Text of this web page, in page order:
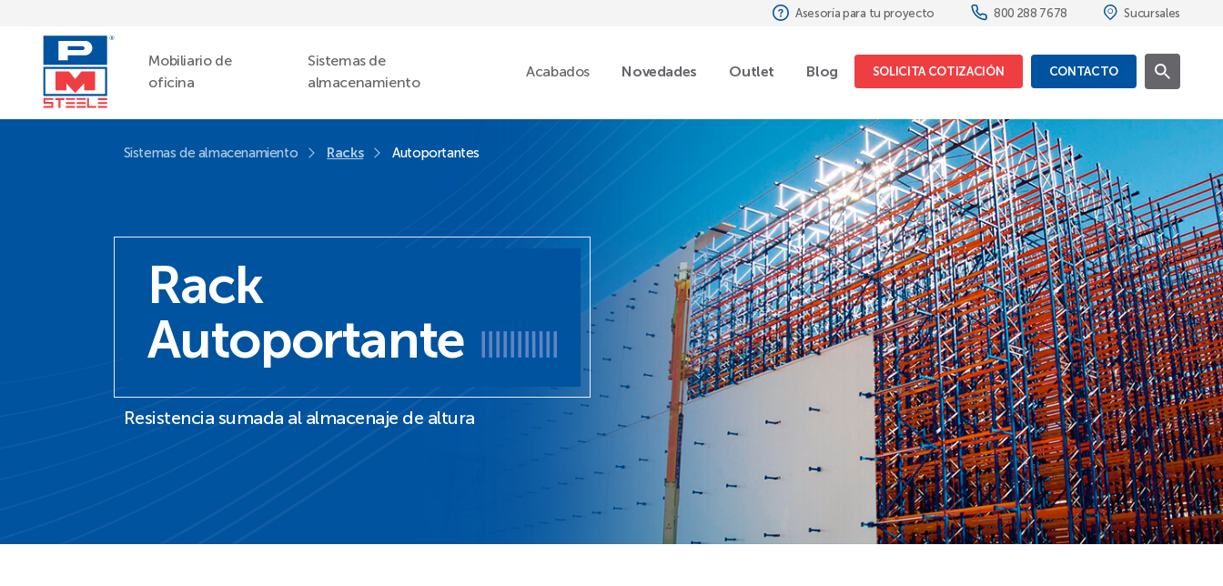
Asesoría para tu proyecto 800 288 7678 Sucursales
Mobiliario de
oficina
Sistemas de
almacenamiento
Acabados Novedades Outlet Blog SOLICITA COTIZACIÓN CONTACTO
Sistemas de almacenamiento Racks Autoportantes
Rack
Autoportante
Resistencia sumada al almacenaje de altura